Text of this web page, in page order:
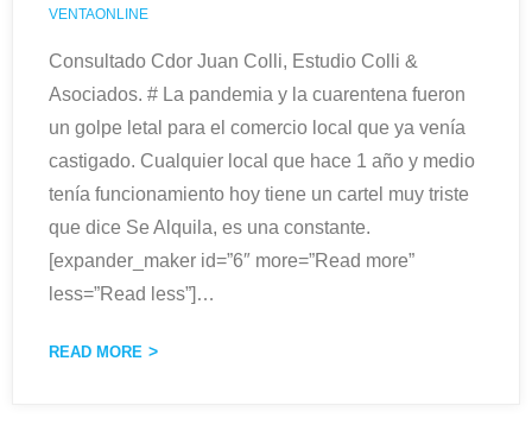
VENTAONLINE
Consultado Cdor Juan Colli, Estudio Colli &
Asociados. # La pandemia y la cuarentena fueron
un golpe letal para el comercio local que ya venía
castigado. Cualquier local que hace 1 año y medio
tenía funcionamiento hoy tiene un cartel muy triste
que dice Se Alquila, es una constante.
[expander_maker id=”6″ more=”Read more”
less=”Read less”] …
READ MORE